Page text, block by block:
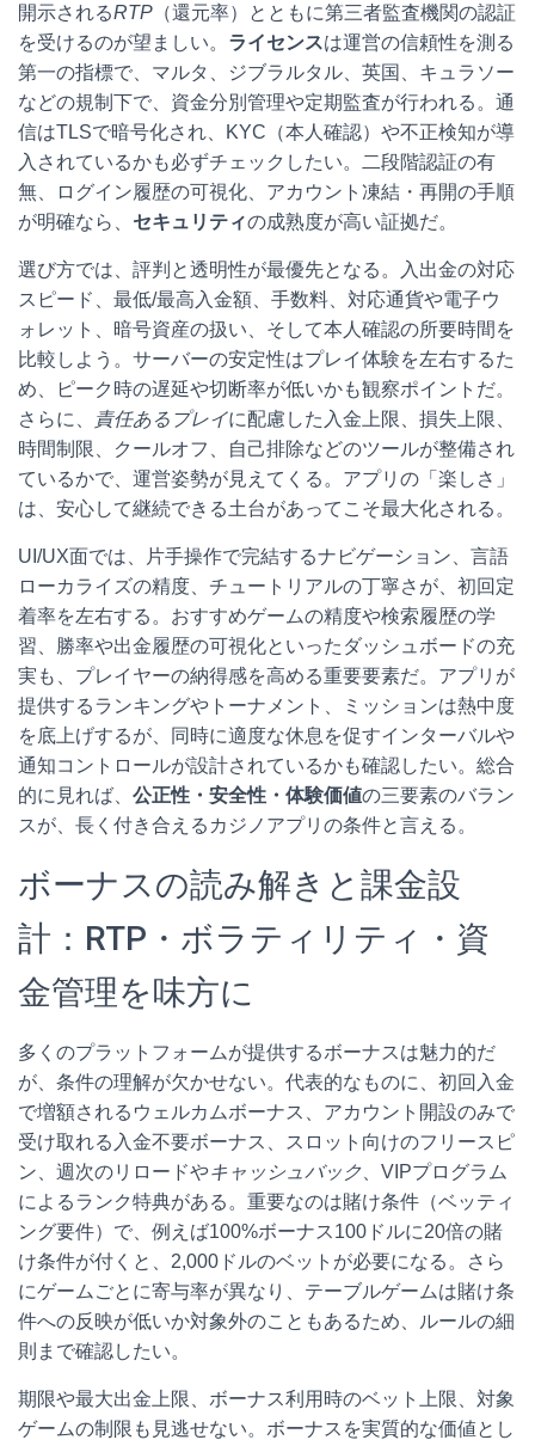
開示されるRTP （還元率）とともに第三者監査機関の認証
を受けるのが望ましい。 ライセンスは運営の信頼性を測る
第一の指標で、マルタ、ジブラルタル、英国、キュラソー
などの規制下で、資金分別管理や定期監査が行われる。通
信はTLSで暗号化され、KYC（本人確認）や不正検知が導
入されているかも必ずチェックしたい。二段階認証の有
無、ログイン履歴の可視化、アカウント凍結・再開の手順
が明確なら、 セキュリティの成熟度が高い証拠だ。
選び方では、評判と透明性が最優先となる。入出金の対応
スピード、最低/最高入金額、手数料、対応通貨や電子ウ
ォレット、暗号資産の扱い、そして本人確認の所要時間を
比較しよう。サーバーの安定性はプレイ体験を左右するた
め、ピーク時の遅延や切断率が低いかも観察ポイントだ。
さらに、
責任あるプレイに配慮した入金上限、損失上限、
時間制限、クールオフ、自己排除などのツールが整備され
ているかで、運営姿勢が見えてくる。アプリの「楽しさ」
は、安心して継続できる土台があってこそ最大化される。
UI/UX面では、片手操作で完結するナビゲーション、言語
ローカライズの精度、チュートリアルの丁寧さが、初回定
着率を左右する。おすすめゲームの精度や検索履歴の学
習、勝率や出金履歴の可視化といったダッシュボードの充
実も、プレイヤーの納得感を高める重要要素だ。アプリが
提供するランキングやトーナメント、ミッションは熱中度
を底上げするが、同時に適度な休息を促すインターバルや
通知コントロールが設計されているかも確認したい。総合
的に見れば、 公正性・安全性・体験価値の三要素のバラン
スが、長く付き合えるカジノアプリの条件と言える。
ボーナスの読み解きと課金設
計：RTP・ボラティリティ・資
金管理を味方に
多くのプラットフォームが提供するボーナスは魅力的だ
が、条件の理解が欠かせない。代表的なものに、初回入金
で増額されるウェルカムボーナス、アカウント開設のみで
受け取れる入金不要ボーナス、スロット向けのフリースピ
ン、週次のリロードやキャッシュバック 、VIPプログラム
によるランク特典がある。重要なのは賭け条件（ベッティ
ング要件）で、例えば100%ボーナス100ドルに20倍の賭
け条件が付くと、2,000ドルのベットが必要になる。さら
にゲームごとに寄与率が異なり、テーブルゲームは賭け条
件への反映が低いか対象外のこともあるため、ルールの細
則まで確認したい。
期限や最大出金上限、ボーナス利用時のベット上限、対象
ゲームの制限も見逃せない。ボーナスを実質的な価値とし